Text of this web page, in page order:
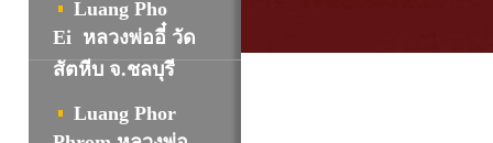
Luang Pho
Ei หลวงพ่ออี๋ วัด
สัตหีบ จ.ชลบุรี
Luang Phor